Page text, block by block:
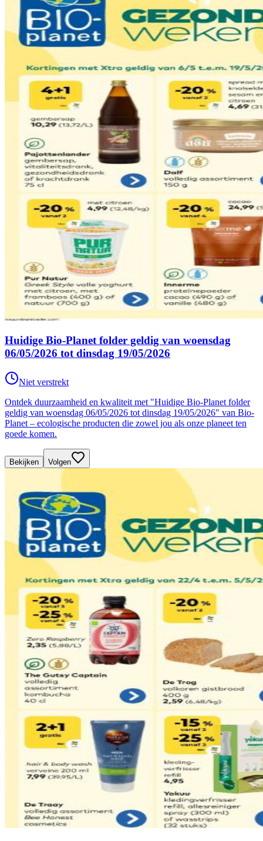
Huidige Bio-Planet folder geldig van woensdag
06/05/2026 tot dinsdag 19/05/2026
Niet verstrekt
Ontdek duurzaamheid en kwaliteit met "Huidige Bio-Planet folder
geldig van woensdag 06/05/2026 tot dinsdag 19/05/2026" van Bio-
Planet – ecologische producten die zowel jou als onze planeet ten
goede komen.
Bekijken Volgen